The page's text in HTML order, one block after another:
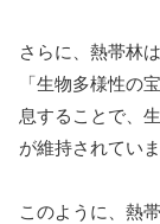
さらに、熱帯林
「生物多様性の
息することで、
が維持されていま
このように、熱